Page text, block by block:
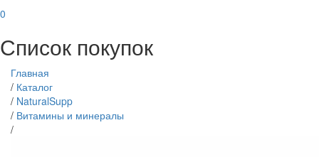
0
Список покупок
Главная
/ Каталог
/ NaturalSupp
/ Витамины и минералы
/